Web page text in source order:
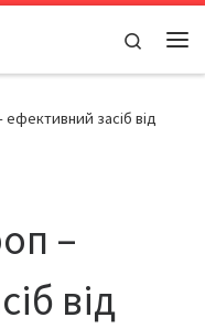
Search
засіб від
–
від